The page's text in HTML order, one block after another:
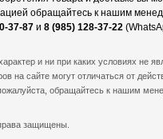
обращайтесь к нашим
37-87 и 8 (985) 128-37-22
и ни при каких условиях не
на сайте могут отличаться от
обращайтесь к нашим
защищены.